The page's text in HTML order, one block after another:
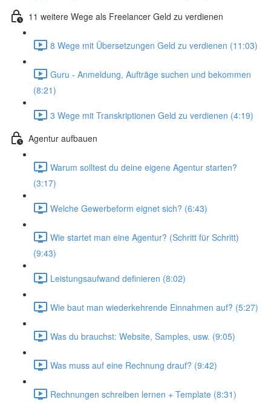
11 weitere Wege als Freelancer Geld zu verdienen
8 Wege mit Übersetzungen Geld zu verdienen (11:03)
Guru - Anmeldung, Aufträge suchen und bekommen
(8:21)
3 Wege mit Transkriptionen Geld zu verdienen (4:19)
Agentur aufbauen
Warum solltest du deine eigene Agentur starten?
(3:17)
Welche Gewerbeform eignet sich? (6:43)
Wie startet man eine Agentur? (Schritt für Schritt)
(9:43)
Leistungsaufwand definieren (8:02)
Wie baut man wiederkehrende Einnahmen auf? (5:27)
Was du brauchst: Website, Samples, usw. (9:05)
Was muss auf eine Rechnung drauf? (9:42)
Rechnungen schreiben lernen + Template (8:31)